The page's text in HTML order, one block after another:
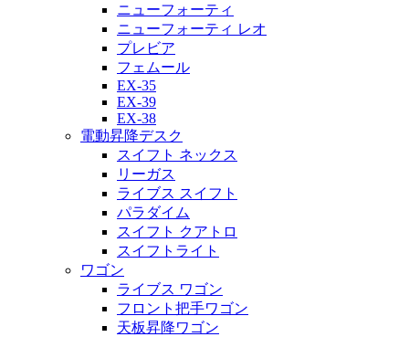
ニューフォーティ
ニューフォーティ レオ
プレビア
フェムール
EX-35
EX-39
EX-38
電動昇降デスク
スイフト ネックス
リーガス
ライブス スイフト
パラダイム
スイフト クアトロ
スイフトライト
ワゴン
ライブス ワゴン
フロント把手ワゴン
天板昇降ワゴン